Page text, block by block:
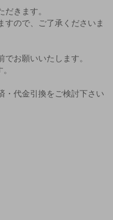
きます。
すので、ご了承くださいま
お願いいたします。
代金引換をご検討下さい